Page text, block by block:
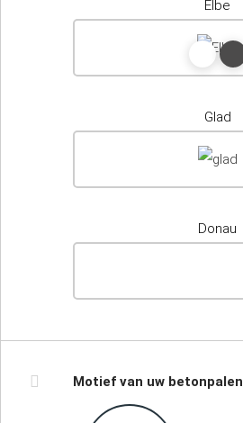
Elbe
Glad
Donau
Motief van uw betonpalen